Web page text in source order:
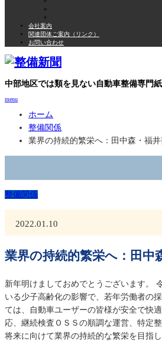
会社案内
関連団体ご案内（リンク）
お問い合わせ
中部地区では類を見ない自動車整備専門紙
menu
ホーム
整備関係
業界の持続的繁栄へ：田中森・福
整備関係
2022.01.10
業界の持続的繁栄へ：田中
新年明けましておめでとうございます。
いる少子高齢化の影響で、若年労働者の
ては、自動車ユーザーの皆様が安全で快
応、継続検査ＯＳＳの順調な運営、特定
将来に向けて業界の持続的な繁栄を目指